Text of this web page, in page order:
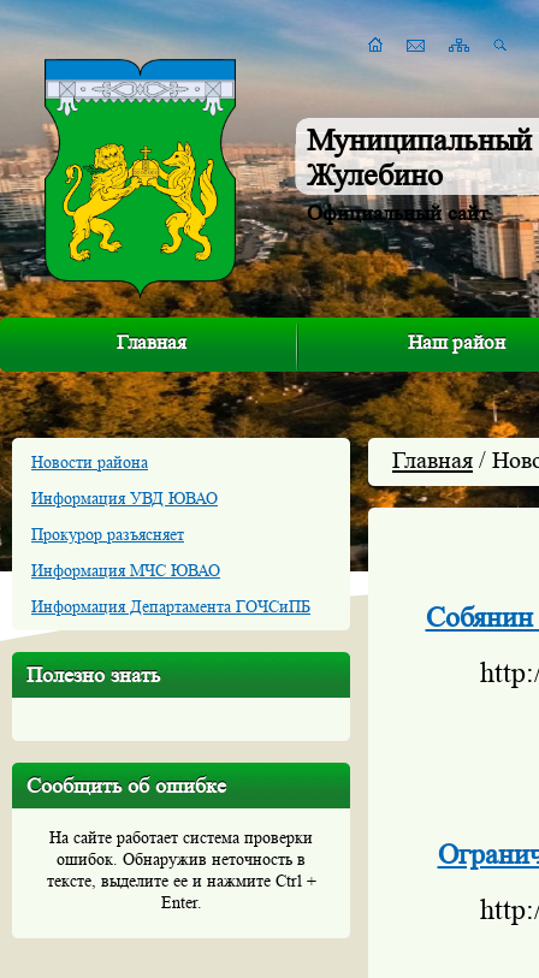
Муниципальный
Жулебино
Официальный сайт
Главная Наш район
Новости района
Информация УВД ЮВАО
Прокурор разъясняет
Информация МЧС ЮВАО
Информация Департамента ГОЧСиПБ
Полезно знать
Сообщить об ошибке
На сайте работает система проверки
ошибок. Обнаружив неточность в
тексте, выделите ее и нажмите Ctrl +
Enter.
Главная /